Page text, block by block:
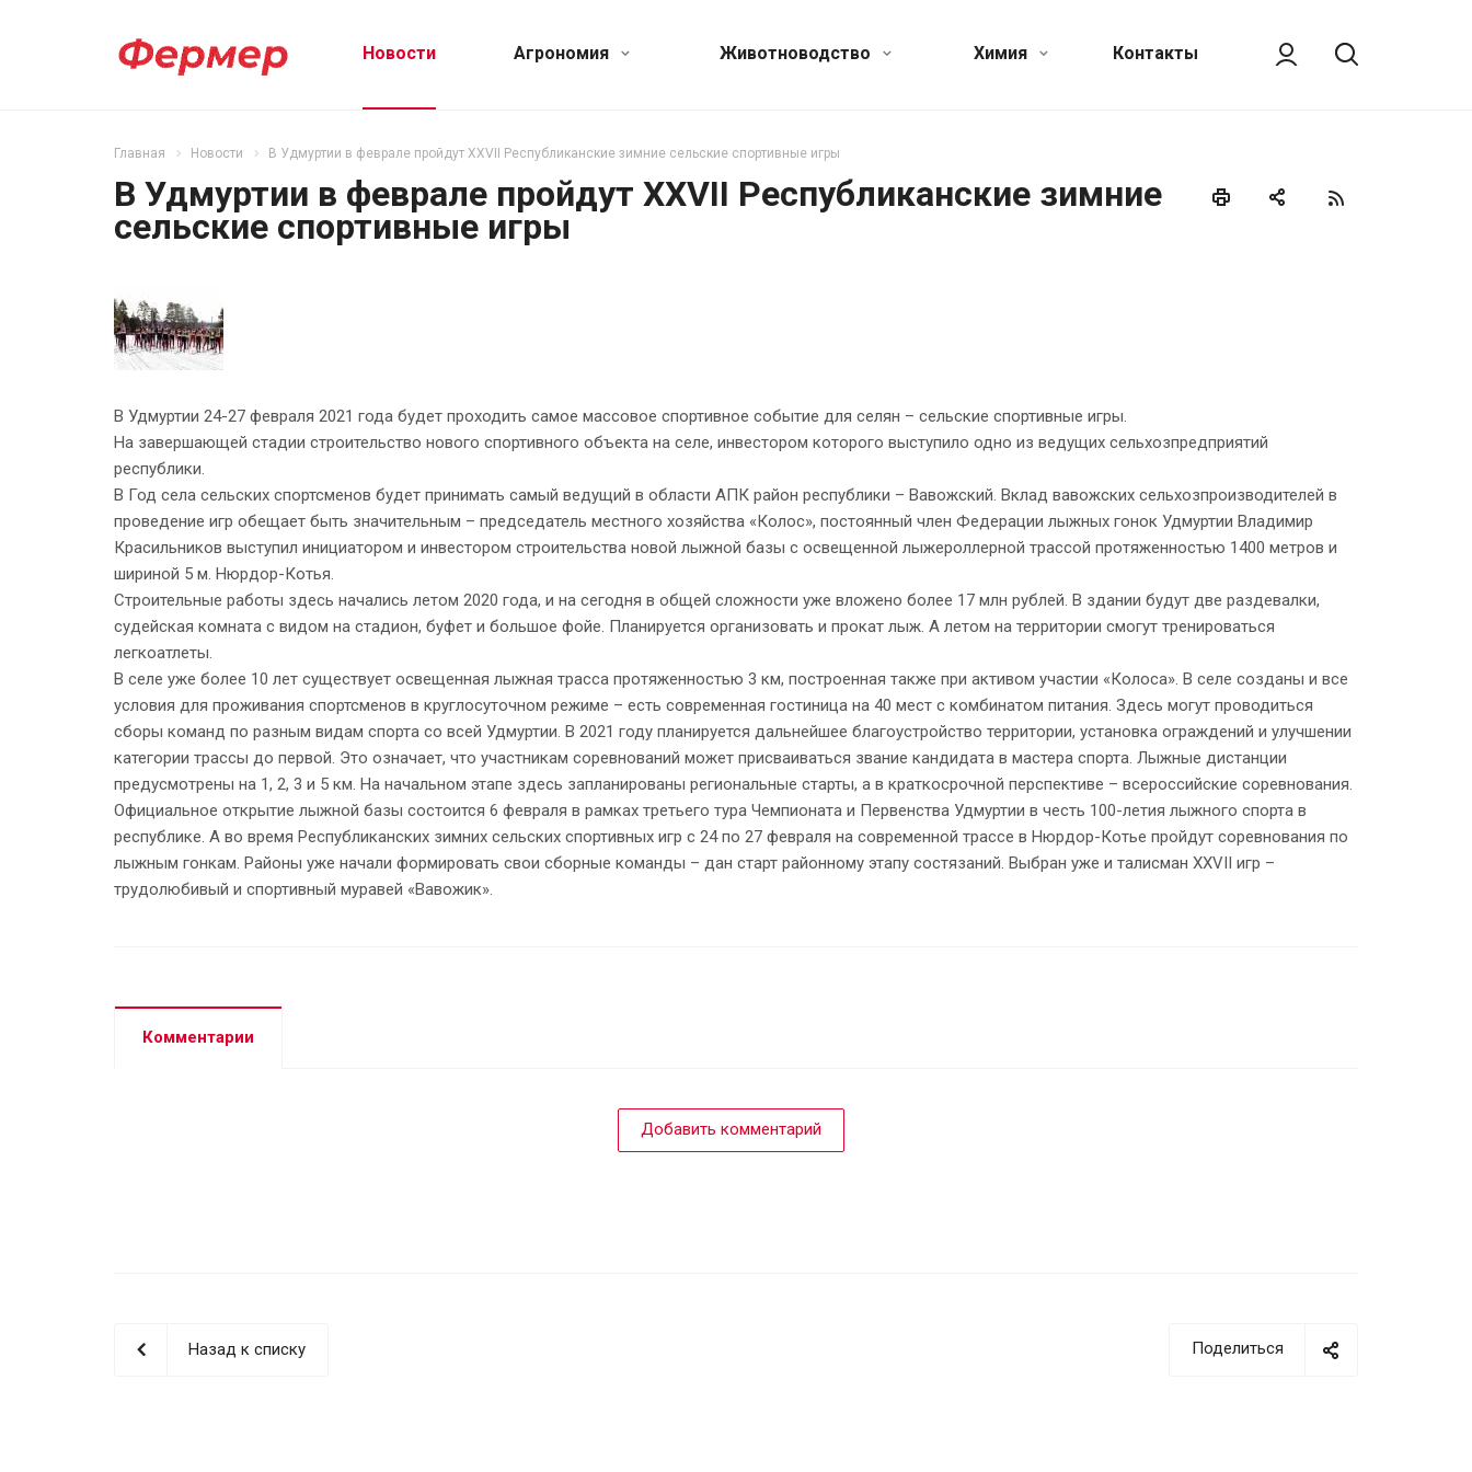
Новости Агрономия Животноводство Химия Контакты
Главная Новости В Удмуртии в феврале пройдут XXVII Республиканские зимние сельские спортивные игры
В Удмуртии в феврале пройдут XXVII Республиканские зимние
сельские спортивные игры
В Удмуртии 24-27 февраля 2021 года будет проходить самое массовое спортивное событие для селян – сельские спортивные игры.
На завершающей стадии строительство нового спортивного объекта на селе, инвестором которого выступило одно из ведущих сельхозпредприятий
республики.
В Год села сельских спортсменов будет принимать самый ведущий в области АПК район республики – Вавожский. Вклад вавожских сельхозпроизводителей в
проведение игр обещает быть значительным – председатель местного хозяйства «Колос», постоянный член Федерации лыжных гонок Удмуртии Владимир
Красильников выступил инициатором и инвестором строительства новой лыжной базы с освещенной лыжероллерной трассой протяженностью 1400 метров и
шириной 5 м. Нюрдор-Котья.
Строительные работы здесь начались летом 2020 года, и на сегодня в общей сложности уже вложено более 17 млн рублей. В здании будут две раздевалки,
судейская комната с видом на стадион, буфет и большое фойе. Планируется организовать и прокат лыж. А летом на территории смогут тренироваться
легкоатлеты.
В селе уже более 10 лет существует освещенная лыжная трасса протяженностью 3 км, построенная также при активом участии «Колоса». В селе созданы и все
условия для проживания спортсменов в круглосуточном режиме – есть современная гостиница на 40 мест с комбинатом питания. Здесь могут проводиться
сборы команд по разным видам спорта со всей Удмуртии. В 2021 году планируется дальнейшее благоустройство территории, установка ограждений и улучшении
категории трассы до первой. Это означает, что участникам соревнований может присваиваться звание кандидата в мастера спорта. Лыжные дистанции
предусмотрены на 1, 2, 3 и 5 км. На начальном этапе здесь запланированы региональные старты, а в краткосрочной перспективе – всероссийские соревнования.
Официальное открытие лыжной базы состоится 6 февраля в рамках третьего тура Чемпионата и Первенства Удмуртии в честь 100-летия лыжного спорта в
республике. А во время Республиканских зимних сельских спортивных игр с 24 по 27 февраля на современной трассе в Нюрдор-Котье пройдут соревнования по
лыжным гонкам. Районы уже начали формировать свои сборные команды – дан старт районному этапу состязаний. Выбран уже и талисман XXVII игр –
трудолюбивый и спортивный муравей «Вавожик».
Комментарии
Добавить комментарий
Поделиться
Назад к списку